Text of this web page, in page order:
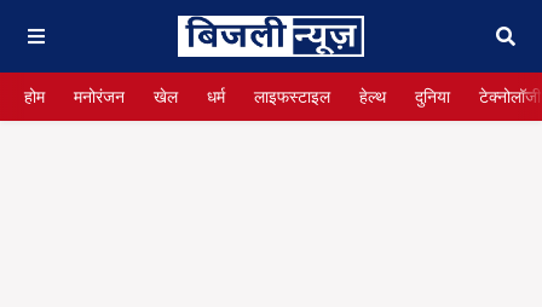
होम मनोरंजन खेल धर्म लाइफस्टाइल हेल्थ दुनिया टेक्नोलॉजी